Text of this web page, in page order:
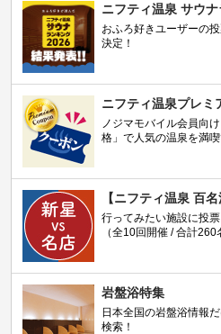
ニフティ温泉 サウ
おふろ好きユーザーの
決定！
ニフティ温泉プレミ
ノジマモバイル会員向
格」で人気の温泉を満喫
【ニフティ温泉 百名
行ってみたい施設に投
（全10回開催 / 合計260
岩盤浴特集
日本全国の岩盤浴情報
検索！